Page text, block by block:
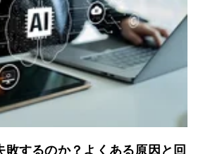
敗するのか？よくある原因と回